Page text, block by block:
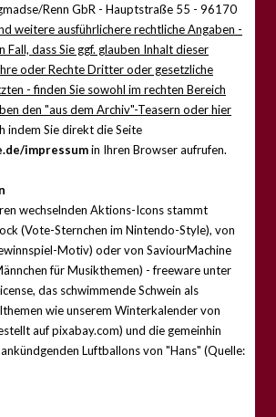
Renn GbR - Hauptstraße 55 - 96170
weitere ausführlichere rechtliche Angaben -
Fall, dass Sie ggf. glauben Inhalt dieser
oder Rechte Dritter oder gesetzliche
- finden Sie sowohl im rechten Bereich
den "aus dem Archiv"-Teasern oder hier
indem Sie direkt die Seite
impressumin Ihren Browser aufrufen.
wechselnden Aktions-Icons stammt
(Vote-Sternchen im Nintendo-Style), von
Motiv) oder von SaviourMachine
für Musikthemen) - freeware unter
das schwimmende Schwein als
wie unserem Winterkalender von
auf pixabay.com) und die gemeinhin
Luftballons von "Hans" (Quelle: